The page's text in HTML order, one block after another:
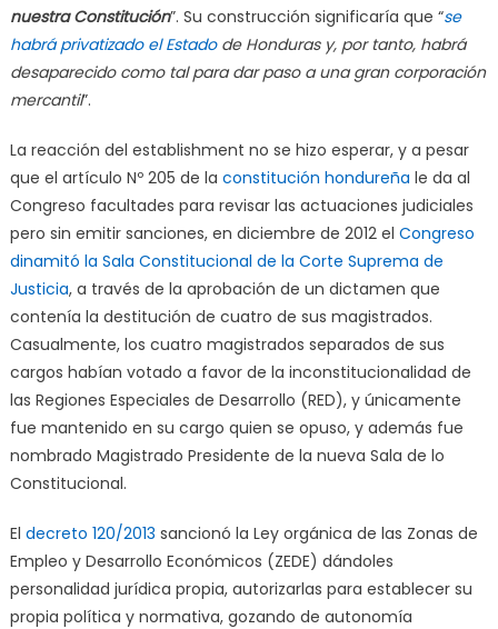
nuestra Constitución”. Su construcción significaría que “se
habrá privatizado el Estadode Honduras y, por tanto, habrá
desaparecido como tal para dar paso a una gran corporación
mercantil”.
La reacción del establishment no se hizo esperar, y a pesar
que el artículo Nº 205 de la constitución hondureña le da al
Congreso facultades para revisar las actuaciones judiciales
pero sin emitir sanciones, en diciembre de 2012 el Congreso
dinamitó la Sala Constitucional de la Corte Suprema de
Justicia, a través de la aprobación de un dictamen que
contenía la destitución de cuatro de sus magistrados.
Casualmente, los cuatro magistrados separados de sus
cargos habían votado a favor de la inconstitucionalidad de
las Regiones Especiales de Desarrollo (RED), y únicamente
fue mantenido en su cargo quien se opuso, y además fue
nombrado Magistrado Presidente de la nueva Sala de lo
Constitucional.
El decreto 120/2013 sancionó la Ley orgánica de las Zonas de
Empleo y Desarrollo Económicos (ZEDE) dándoles
personalidad jurídica propia, autorizarlas para establecer su
propia política y normativa, gozando de autonomía